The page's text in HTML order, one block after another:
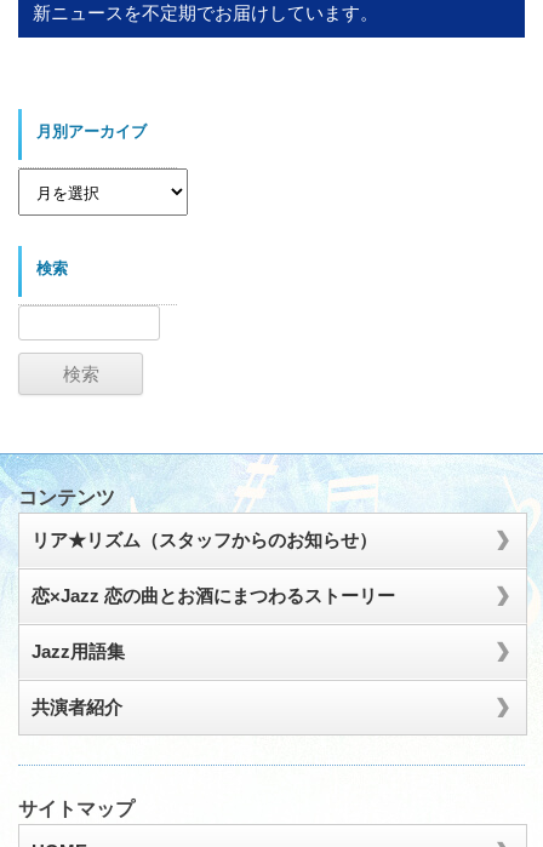
新ニュースを不定期でお届けしています。
月別アーカイブ
月
カ
検索
検
コンテンツ
リア★リズム（スタッフからのお知らせ）
恋×Jazz 恋の曲とお酒にまつわるストーリー
Jazz用語集
共演者紹介
サイトマップ